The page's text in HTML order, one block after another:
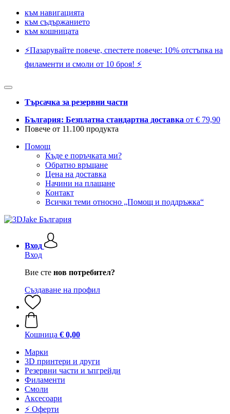
към навигацията
към съдържанието
към кошницата
⚡️Пазарувайте повече, спестете повече: 10% отстъпка на
филаменти и смоли от 10 броя! ⚡️
Търсачка за резервни части
България: Безплатна стандартна доставка от € 79,90
Повече от 11.100 продукта
Помощ
Къде е поръчката ми?
Обратно връщане
Цена на доставка
Начини на плащане
Контакт
Всички теми относно „Помощ и поддръжка“
Вход
Вход
Вие сте нов потребител?
Създаване на профил
Кошница € 0,00
Mарки
3D принтери и други
Резервни части и ъпгрейди
Филаменти
Смоли
Аксесоари
⚡ Оферти